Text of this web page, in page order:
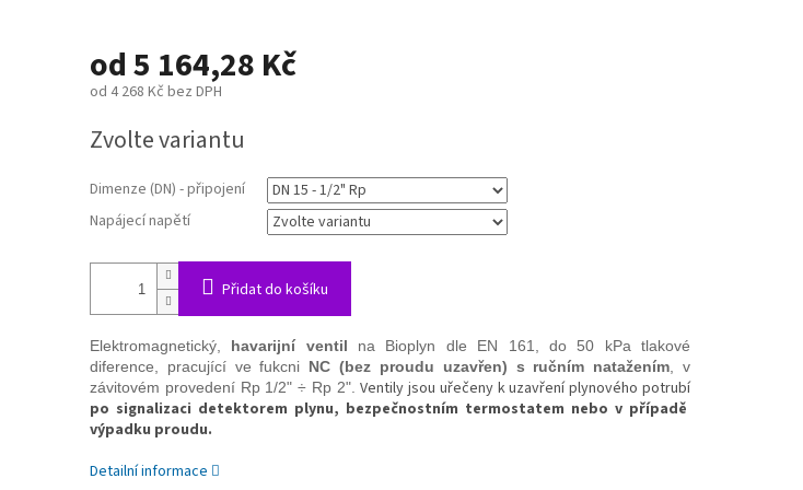
od5 164,28 Kč
od 4 268 Kč bez DPH
cena:
Zvolte variantu
Dimenze (DN) - připojení
Napájecí napětí
Přidat do košíku
Elektromagnetický, havarijní ventil na Bioplyn dle EN 161, do 50 kPa tlakové
diference, pracující ve fukcni NC (bez proudu uzavřen) s ručním natažením, v
závitovém provedení Rp 1/2" ÷ Rp 2".Ventily jsou uřečeny k uzavření plynového potrubí
po signalizaci detektorem plynu, bezpečnostním termostatem nebo v případě
výpadku proudu.
Detailní informace